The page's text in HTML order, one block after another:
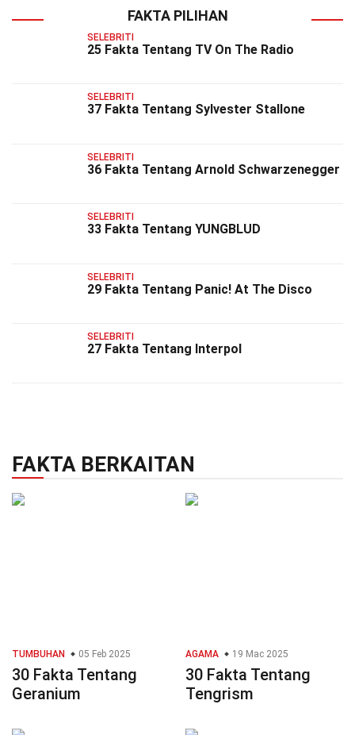
FAKTA PILIHAN
SELEBRITI
25 Fakta Tentang TV On The Radio
SELEBRITI
37 Fakta Tentang Sylvester Stallone
SELEBRITI
36 Fakta Tentang Arnold Schwarzenegger
SELEBRITI
33 Fakta Tentang YUNGBLUD
SELEBRITI
29 Fakta Tentang Panic! At The Disco
SELEBRITI
27 Fakta Tentang Interpol
FAKTA BERKAITAN
TUMBUHAN 05 Feb 2025
30 Fakta Tentang
Geranium
AGAMA 19 Mac 2025
30 Fakta Tentang
Tengrism